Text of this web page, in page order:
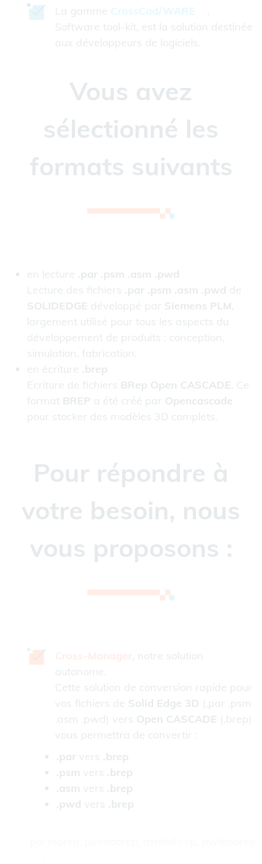
La gamme CrossCad/WARE
,
Software tool-kit, est la solution destinée
aux développeurs de logiciels.
Vous avez
sélectionné les
formats suivants
en lecture .par .psm .asm .pwd
Lecture des fichiers .par .psm .asm .pwd de
SOLIDEDGE développé par Siemens PLM,
largement utilisé pour tous les aspects du
développement de produits : conception,
simulation, fabrication.
en écriture .brep
Ecriture de fichiers BRep Open CASCADE. Ce
format BREP a été créé par Opencascade
pour stocker des modèles 3D complets.
Pour répondre à
votre besoin, nous
vous proposons :
, notre solution
autonome.
Cette solution de conversion rapide pour
vos fichiers de Solid Edge 3D (.par .psm
.asm .pwd) vers Open CASCADE (.brep)
vous permettra de convertir :
.par vers .brep
.psm vers .brep
.asm vers .brep
.pwd vers .brep